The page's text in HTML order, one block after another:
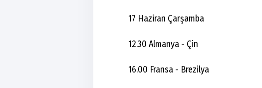
17 Haziran Çarşamba
12.30 Almanya - Çin
16.00 Fransa - Brezilya